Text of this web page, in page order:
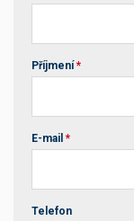
Příjmení *
E-mail *
Telefon